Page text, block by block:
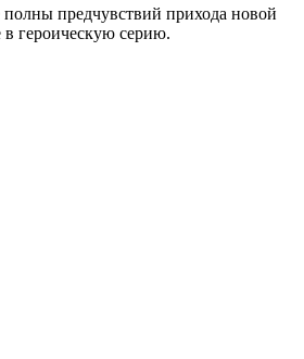
предчувствий прихода новой
героическую серию.